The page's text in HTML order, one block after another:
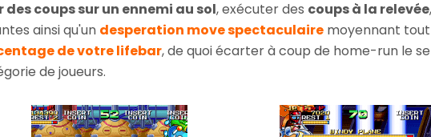
des coups sur un ennemi au sol, exécuter des coups à la relevée,
ainsi qu'un desperation move spectaculaire moyennant tout
de votre lifebar, de quoi écarter à coup de home-run le
de joueurs.